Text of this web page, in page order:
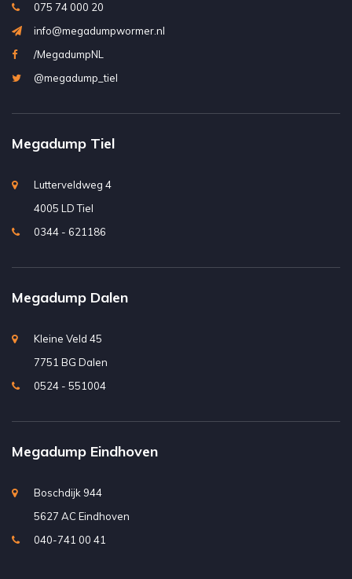
075 74 000 20
info@megadumpwormer.nl
/MegadumpNL
@megadump_tiel
Megadump Tiel
Lutterveldweg 4
4005 LD Tiel
0344 - 621186
Megadump Dalen
Kleine Veld 45
7751 BG Dalen
0524 - 551004
Megadump Eindhoven
Boschdijk 944
5627 AC Eindhoven
040-741 00 41